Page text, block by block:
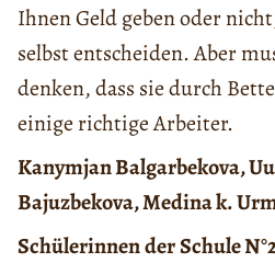
Ihnen Geld geben oder
selbst entscheiden. Aber
denken, dass sie durch
einige richtige Arbeiter.
Kanymjan Balgarbekova,
Bajuzbekova, Medina k.
SchülerinnenderSchule